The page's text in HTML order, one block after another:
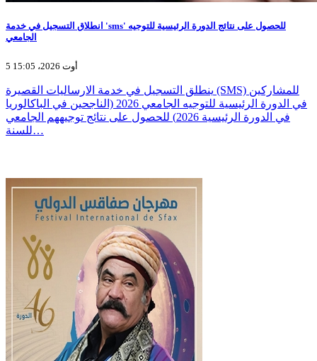
انطلاق التسجيل في خدمة 'sms' للحصول على نتائج الدورة الرئيسية للتوجيه
الجامعي
5 أوت 2026، 15:05
ينطلق التسجيل في خدمة الارساليات القصيرة (SMS) للمشاركين
في الدورة الرئيسية للتوجيه الجامعي 2026 (الناجحين في الباكالوريا
في الدورة الرئيسية 2026) للحصول على نتائج توجيههم الجامعي
للسنة…